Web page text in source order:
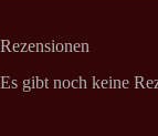
Rezensionen
Es gibt noch keine